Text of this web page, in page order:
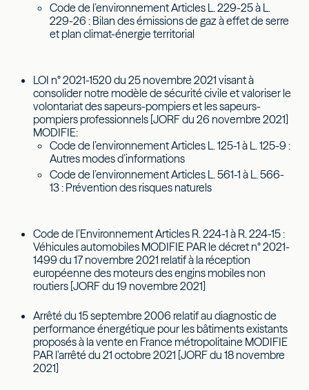
Code de l’environnement Articles L. 229-25 à L.
229-26 : Bilan des émissions de gaz à effet de serre
et plan climat-énergie territorial
LOI n° 2021-1520 du 25 novembre 2021 visant à
consolider notre modèle de sécurité civile et valoriser le
volontariat des sapeurs-pompiers et les sapeurs-
pompiers professionnels [JORF du 26 novembre 2021]
MODIFIE:
Code de l’environnement Articles L. 125-1 à L. 125-9 :
Autres modes d’informations
Code de l’environnement Articles L. 561-1 à L. 566-
13 : Prévention des risques naturels
Code de l’Environnement Articles R. 224-1 à R. 224-15 :
Véhicules automobiles MODIFIE PAR le décret n° 2021-
1499 du 17 novembre 2021 relatif à la réception
européenne des moteurs des engins mobiles non
routiers [JORF du 19 novembre 2021]
Arrêté du 15 septembre 2006 relatif au diagnostic de
performance énergétique pour les bâtiments existants
proposés à la vente en France métropolitaine MODIFIE
PAR l’arrêté du 21 octobre 2021 [JORF du 18 novembre
2021]